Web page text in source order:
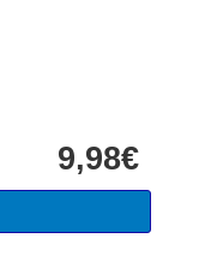
9,98€